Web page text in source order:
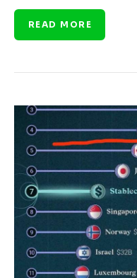
READ MORE